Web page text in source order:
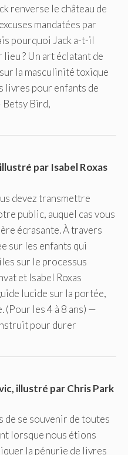
renverse le château de
mandatées par
pourquoi Jack a-t-il
? Un art éclatant de
la masculinité toxique
livres pour enfants de
Betsy Bird,
par Isabel Roxas
devez transmettre
public, auquel cas vous
écrasante. À travers
sur les enfants qui
sur le processus
et Isabel Roxas
lucide sur la portée,
(Pour les 4 à 8 ans) —
pour durer
illustré par Chris Park
se souvenir de toutes
lorsque nous étions
la pénurie de livres